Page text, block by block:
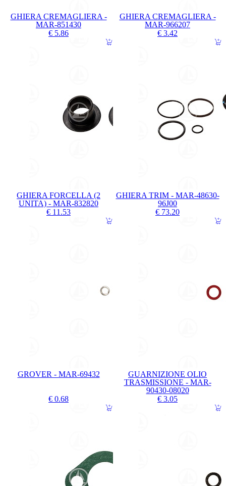
GHIERA CREMAGLIERA -
MAR-851430
€ 5.86
GHIERA CREMAGLIERA -
MAR-966207
€ 3.42
GHIERA FORCELLA (2
UNITA) - MAR-832820
€ 11.53
GHIERA TRIM - MAR-48630-
96J00
€ 73.20
GROVER - MAR-69432
€ 0.68
GUARNIZIONE OLIO
TRASMISSIONE - MAR-
90430-08020
€ 3.05